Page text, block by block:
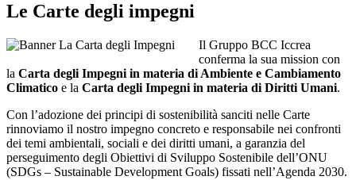
Le Carte degli impegni
Il Gruppo BCC Iccrea
conferma la sua mission con
la Carta degli Impegni in materia di Ambiente e Cambiamento
Climatico e la Carta degli Impegni in materia di Diritti Umani.
Con l’adozione dei principi di sostenibilità sanciti nelle Carte
rinnoviamo il nostro impegno concreto e responsabile nei confronti
dei temi ambientali, sociali e dei diritti umani, a garanzia del
perseguimento degli Obiettivi di Sviluppo Sostenibile dell’ONU
(SDGs – Sustainable Development Goals) fissati nell’Agenda 2030.